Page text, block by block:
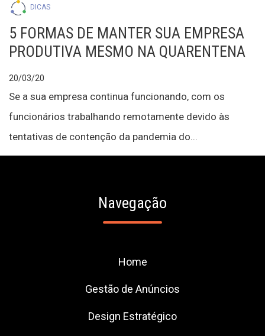
DICAS
5 FORMAS DE MANTER SUA EMPRESA
PRODUTIVA MESMO NA QUARENTENA
20/03/20
Se a sua empresa continua funcionando, com os
funcionários trabalhando remotamente devido às
tentativas de contenção da pandemia do...
Navegação
Home
Gestão de Anúncios
Design Estratégico